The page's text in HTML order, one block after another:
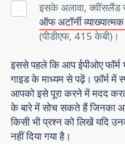
इसके अलावा, क्वींसलैंड
ऑफ अटॉर्नी
(पीडीएफ, 415 केबी)।
इससे पहले कि आप ईपीओए
गाइड के माध्यम से पढ़ें। फ़ॉर्म में
आपको इसे पूरा करने में मदद
के बारे में सोच सकते हैं जिनका
किसी भी प्रश्न को लिखें यदि
नहीं दिया गया है।